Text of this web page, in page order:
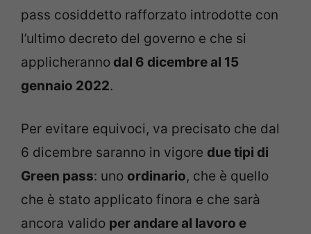
pass cosiddetto rafforzato introdotte con
l’ultimo decreto del governo e che si
applicheranno dal 6 dicembre al 15
gennaio 2022.
Per evitare equivoci, va precisato che dal
6 dicembre saranno in vigore due tipi di
Green pass: uno ordinario, che è quello
che è stato applicato finora e che sarà
ancora valido per andare al lavoro e